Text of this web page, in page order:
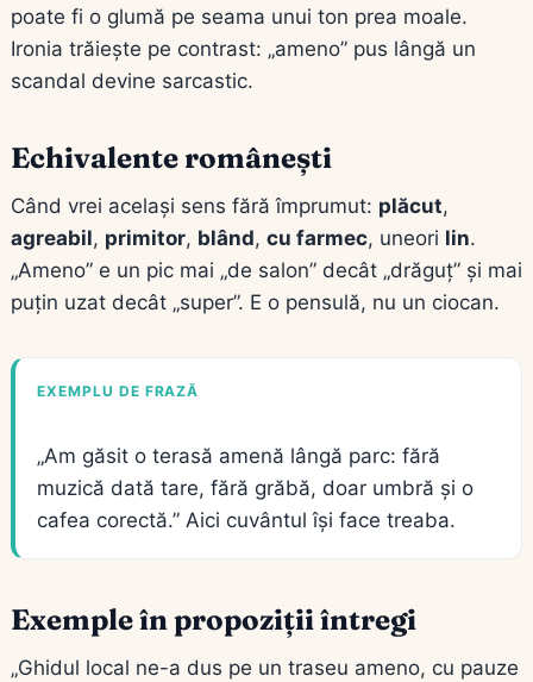
poate fi o glumă pe seama unui ton prea moale.
Ironia trăiește pe contrast: „ameno” pus lângă un
scandal devine sarcastic.
Echivalente românești
Când vrei același sens fără împrumut: plăcut,
agreabil, primitor, blând, cu farmec, uneori lin.
„Ameno” e un pic mai „de salon” decât „drăguț” și mai
puțin uzat decât „super”. E o pensulă, nu un ciocan.
EXEMPLU DE FRAZĂ
„Am găsit o terasă amenă lângă parc: fără
muzică dată tare, fără grăbă, doar umbră și o
cafea corectă.” Aici cuvântul își face treaba.
Exemple în propoziții întregi
„Ghidul local ne-a dus pe un traseu ameno, cu pauze